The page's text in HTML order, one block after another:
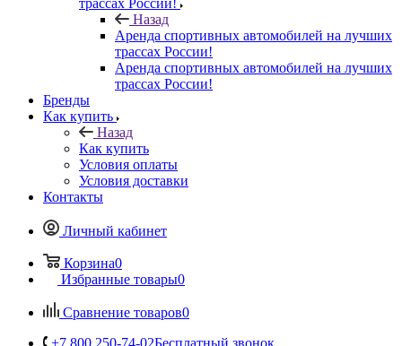
трассах России!
Назад
Аренда спортивных автомобилей на лучших
трассах России!
Аренда спортивных автомобилей на лучших
трассах России!
Бренды
Как купить
Назад
Как купить
Условия оплаты
Условия доставки
Контакты
Личный кабинет
Корзина0
Избранные товары0
Сравнение товаров0
+7 800 250-74-02Бесплатный звонок